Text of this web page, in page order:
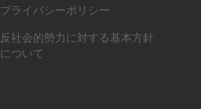
プライバシーポリシー
反社会的勢力に対する基本方針
について